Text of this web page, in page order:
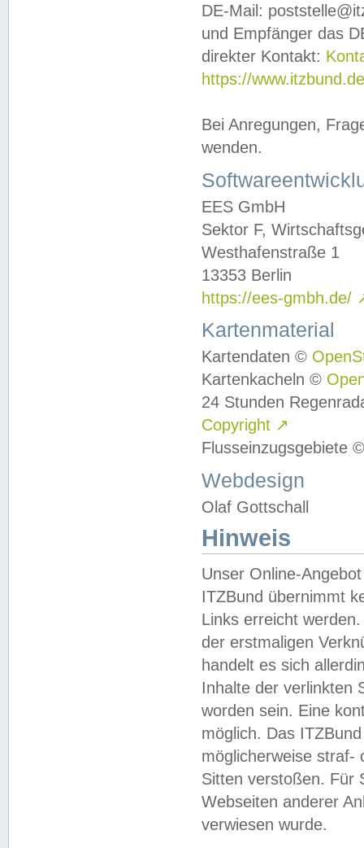
DE-Mail:
und Empfänger das
direkter Kontakt:
https://
Bei Anregungen,
wenden.
EES GmbH
Sektor F,
Westhafenstraße 1
13353 Berlin
https://ees-gmbh.de/
Kartenmaterial
Kartendaten ©
Kartenkacheln ©
24 Stunden
Copyright ↗
Flusseinzugsgebiete
Webdesign
Olaf Gottschall
Hinweis
Unser Online-
ITZBund übernimmt
Links erreicht
der erstmaligen
handelt es sich
Inhalte der verlinkten
worden sein. Eine
möglich. Das
möglicherweise straf-
Sitten verstoßen. Für
Webseiten anderer
verwiesen wurde.